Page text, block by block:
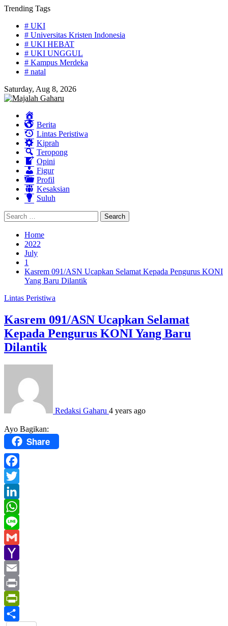
Skip
content
Trending Tags
# UKI
# Universitas Kristen Indonesia
# UKI HEBAT
# UKI UNGGUL
# Kampus Merdeka
# natal
Saturday, Aug 8, 2026
Berita
Lintas Peristiwa
Kiprah
Teropong
Opini
Figur
Profil
Kesaksian
Suluh
Search
for:
Home
2022
July
1
Kasrem 091/ASN Ucapkan Selamat Kepada Pengurus KONI
Yang Baru Dilantik
Lintas Peristiwa
Kasrem 091/ASN Ucapkan Selamat
Kepada Pengurus KONI Yang Baru
Dilantik
Redaksi Gaharu 4 years ago
Ayo Bagikan:
Share
Facebook
Twitter
LinkedIn
WhatsApp
Line
Gmail
Yahoo
Mail
Email
Print
PrintFriendly